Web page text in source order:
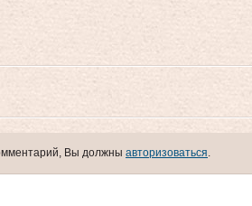
Вы должны авторизоваться.